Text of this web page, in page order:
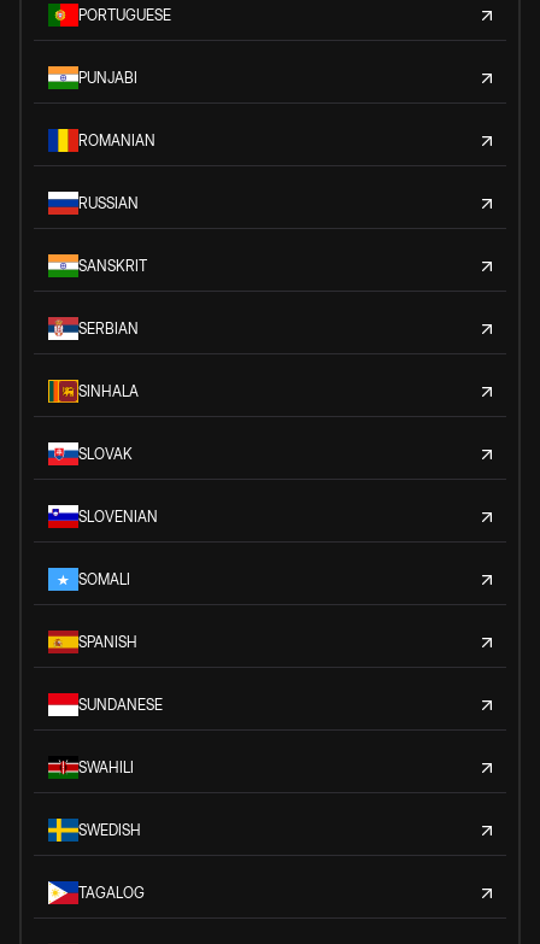
PORTUGUESE
PUNJABI
ROMANIAN
RUSSIAN
SANSKRIT
SERBIAN
SINHALA
SLOVAK
SLOVENIAN
SOMALI
SPANISH
SUNDANESE
SWAHILI
SWEDISH
TAGALOG